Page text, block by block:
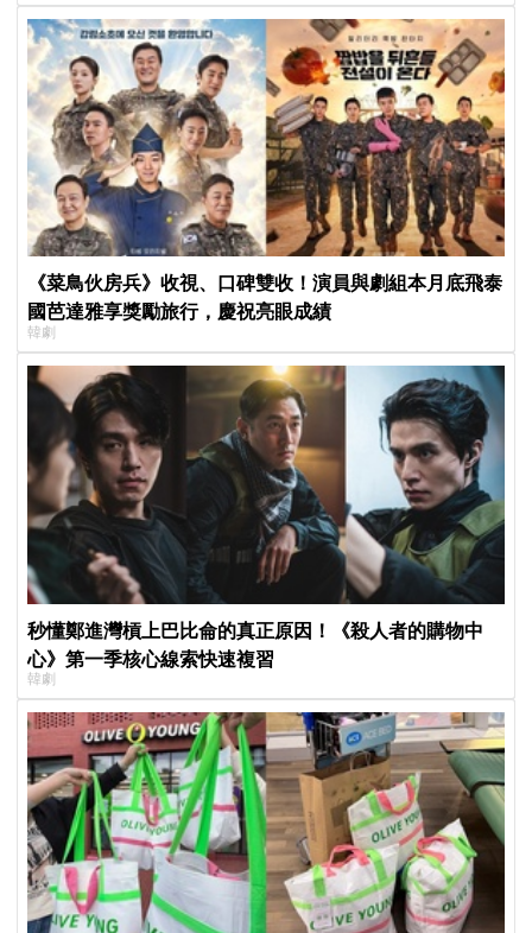
《菜鳥伙房兵》收視、口碑雙收！演員與劇組本月底飛泰
國芭達雅享獎勵旅行，慶祝亮眼成績
韓劇
秒懂鄭進灣槓上巴比侖的真正原因！《殺人者的購物中
心》第一季核心線索快速複習
韓劇